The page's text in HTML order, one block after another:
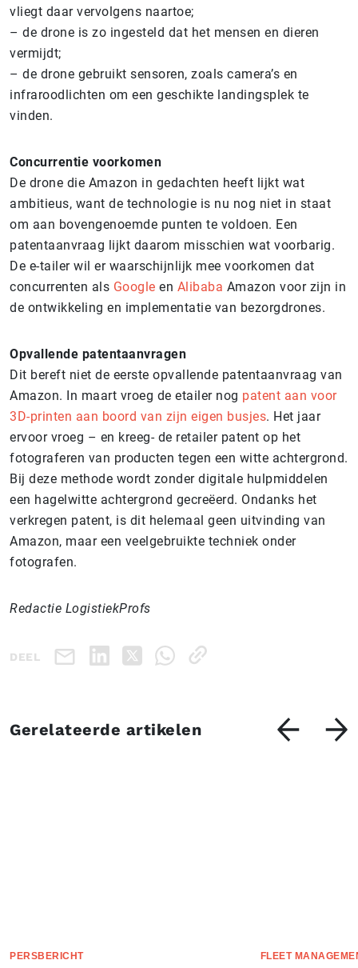
vliegt daar vervolgens naartoe;
– de drone is zo ingesteld dat het mensen en dieren
vermijdt;
– de drone gebruikt sensoren, zoals camera’s en
infraroodlichten om een geschikte landingsplek te
vinden.
Concurrentie voorkomen
De drone die Amazon in gedachten heeft lijkt wat
ambitieus, want de technologie is nu nog niet in staat
om aan bovengenoemde punten te voldoen. Een
patentaanvraag lijkt daarom misschien wat voorbarig.
De e-tailer wil er waarschijnlijk mee voorkomen dat
concurrenten als Google en Alibaba Amazon voor zijn in
de ontwikkeling en implementatie van bezorgdrones.
Opvallende patentaanvragen
Dit bereft niet de eerste opvallende patentaanvraag van
Amazon. In maart vroeg de etailer nog patent aan voor
3D-printen aan boord van zijn eigen busjes. Het jaar
ervoor vroeg – en kreeg- de retailer patent op het
fotograferen van producten tegen een witte achtergrond.
Bij deze methode wordt zonder digitale hulpmiddelen
een hagelwitte achtergrond gecreëerd. Ondanks het
verkregen patent, is dit helemaal geen uitvinding van
Amazon, maar een veelgebruikte techniek onder
fotografen.
Redactie LogistiekProfs
DEEL
Gerelateerde artikelen
PERSBERICHT FLEET